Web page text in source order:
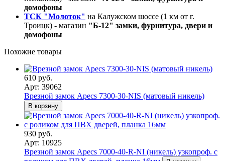
домофоны
ТСК "Молоток" на Калужском шоссе (1 км от г.
Троицк) - магазин "Б-12" замки, фурнитура, двери и
домофоны
Похожие товары
610 руб.
Арт: 39062
Врезной замок Apecs 7300-30-NIS (матовый никель)
В корзину
930 руб.
Арт: 10925
Врезной замок Apecs 7000-40-R-NI (никель) узкопроф. с